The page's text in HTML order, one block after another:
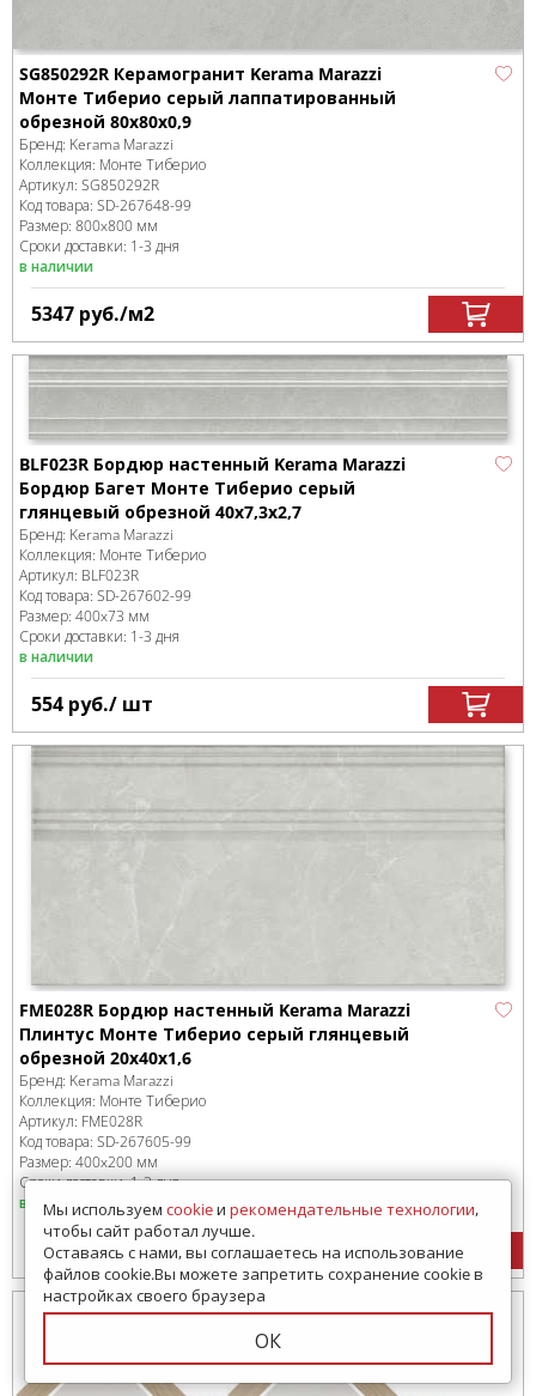
SG850292R Керамогранит Kerama Marazzi
Монте Тиберио серый лаппатированный
обрезной 80x80x0,9
Бренд: Kerama Marazzi
Коллекция: Монте Тиберио
Артикул: SG850292R
Код товара: SD-267648-99
Размер: 800x800 мм
Сроки доставки: 1-3 дня
в наличии
5347 руб./м2
BLF023R Бордюр настенный Kerama Marazzi
Бордюр Багет Монте Тиберио серый
глянцевый обрезной 40x7,3x2,7
Бренд: Kerama Marazzi
Коллекция: Монте Тиберио
Артикул: BLF023R
Код товара: SD-267602-99
Размер: 400x73 мм
Сроки доставки: 1-3 дня
в наличии
554 руб./ шт
FME028R Бордюр настенный Kerama Marazzi
Плинтус Монте Тиберио серый глянцевый
обрезной 20x40x1,6
Бренд: Kerama Marazzi
Коллекция: Монте Тиберио
Артикул: FME028R
Код товара: SD-267605-99
Размер: 400x200 мм
Сроки доставки: 1-3 дня
в наличии
744руб./ шт
Мы используем cookieи рекомендательные технологии,
чтобы сайт работал лучше.
Оставаясь с нами, вы соглашаетесь на использование
файлов cookie.Вы можете запретить сохранение cookie в
настройках своего браузера
ОК